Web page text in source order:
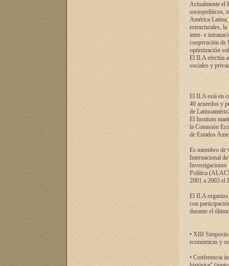
Actualmente el
sociopolíticos,
América Latina,
estructurales,
inter- e
cooperación de
optimización
El ILA efectúa
sociales y
El ILA está en
40 acuerdos y
de
El Instituto
la Comisión
de Estados
Es miembro de
Internacional
Investigaciones
Política
2001 a 2003 el
El ILA organiza
con
durante el
• XIII Simposio
económicas y
• Conferencia